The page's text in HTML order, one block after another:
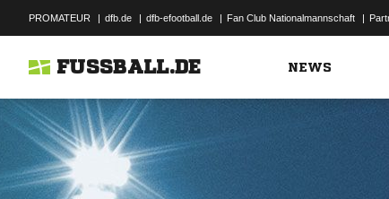
PROMATEUR | dfb.de | dfb-efootball.de | Fan Club Nationalmannschaft |
FUSSBALL.DE NEWS